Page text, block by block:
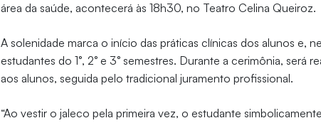
área da saúde, acontecerá às 18h30, no Teatro Celina Queiroz.
A solenidade marca o início das práticas clínicas dos alunos e,
estudantes do 1°, 2° e 3° semestres. Durante a cerimônia, será
aos alunos, seguida pelo tradicional juramento profissional.
“Ao vestir o jaleco pela primeira vez, o estudante